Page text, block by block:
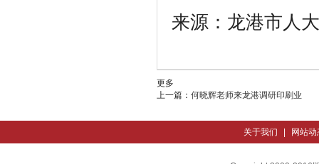
来源：龙港市人大
更多
上一篇： 何晓辉老师来龙港调研印刷业
关于我们 网站动